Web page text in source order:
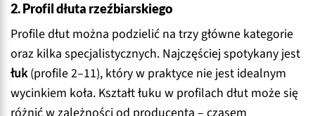
2. Profil dłuta rzeźbiarskiego
Profile dłut można podzielić na trzy główne kategorie
oraz kilka specjalistycznych. Najczęściej spotykany jest
łuk(profile 2–11), który w praktyce nie jest idealnym
wycinkiem koła. Kształt łuku w profilach dłut może się